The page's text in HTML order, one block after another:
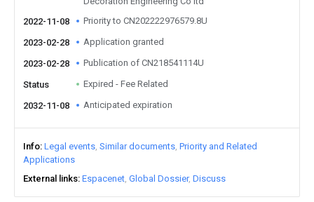
2022-11-08
Priority to CN202222976579.8U
2023-02-28 Application granted
2023-02-28 Publication of CN218541114U
Status Expired - Fee Related
2032-11-08 Anticipated expiration
Info Legal events Similar documents Priority and Related
Applications
External links Espacenet Global Dossier Discuss